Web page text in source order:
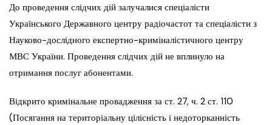
До проведення слідчих дій залучалися спеціалісти
Українського Державного центру радіочастот та спеціалісти з
Науково-дослідного експертно-криміналістичного центру
МВС України. Проведення слідчих дій не вплинуло на
отримання послуг абонентами.
Відкрито кримінальне провадження за ст. 27, ч. 2 ст. 110
(Посягання на територіальну цілісність і недоторканність